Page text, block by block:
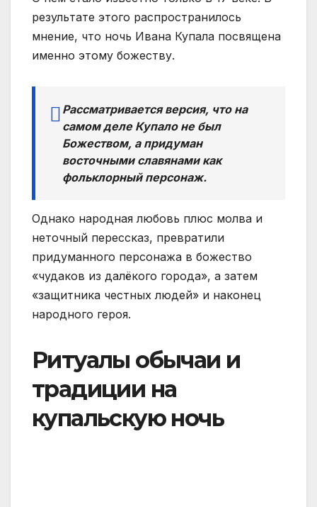
результате этого распространилось
мнение, что ночь Ивана Купала посвящена
именно этому божеству.
Рассматривается версия, что на
самом деле Купало не был
Божеством, а придуман
восточными славянами как
фольклорный персонаж.
Однако народная любовь плюс молва и
неточный перессказ, превратили
придуманного персонажа в божество
«чудаков из далёкого города», а затем
«защитника честных людей» и наконец
народного героя.
Ритуалы обычаи и
традиции на
купальскую ночь